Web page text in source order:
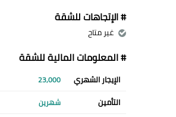
# الإتجاهات للشقة
غير متاح
# المعلومات المالية للشقة
الإيجار الشهري 23,000
التأمين شهرين